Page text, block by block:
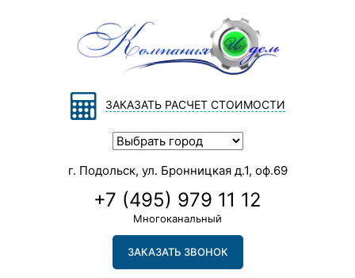
ЗАКАЗАТЬ РАСЧЕТ СТОИМОСТИ
г. Подольск, ул. Бронницкая д.1, оф.69
+7 (495) 979 11 12
Многоканальный
ЗАКАЗАТЬ ЗВОНОК